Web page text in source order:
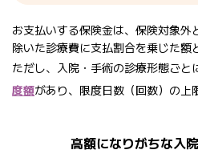
お支払いする保険金は、保険対象外
除いた診療費に支払割合を乗じた額
ただし、入院・手術の診療形態ごと
度額があり、限度日数（回数）の上
高額になりがちな入